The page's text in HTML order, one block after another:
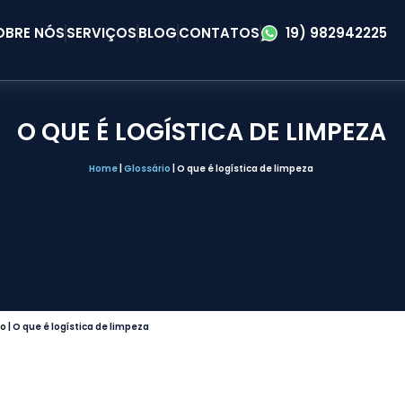
NÓSSERVIÇOSBLOGCONTATOS 19) 982942225
O QUE É LOGÍSTICA DE LIMPEZA
Home Glossário O que é logística de limpeza
|O que é logística de limpeza